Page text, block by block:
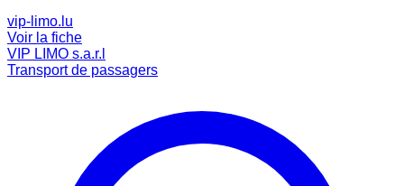
vip-limo.lu
Voir la fiche
VIP LIMO s.a.r.l
Transport de passagers